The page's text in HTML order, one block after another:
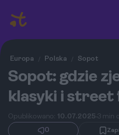
Europa / Polska / Sopot
Sopot: gdzie
klasyki i street
Opublikowano: 10.07.2025 3 min
0